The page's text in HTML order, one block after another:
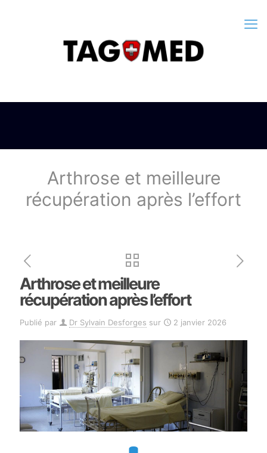
Arthrose et meilleure
récupération après l’effort
Arthrose et meilleure
récupération après l’effort
Publié par Dr Sylvain Desforges sur 2 janvier 2026